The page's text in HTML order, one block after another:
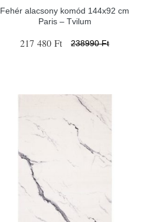
Fehér alacsony komód 144x92 cm
Paris – Tvilum
217 480 Ft 238990 Ft